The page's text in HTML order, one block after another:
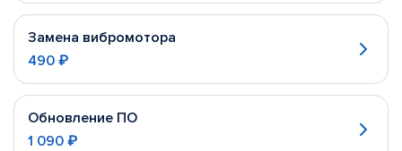
Замена вибромотора
490 ₽
Обновление ПО
1 090 ₽